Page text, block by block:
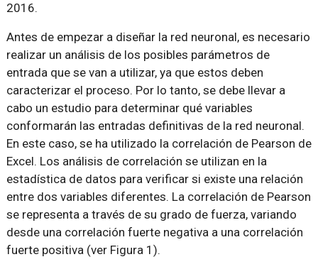
2016.
Antes de empezar a diseñar la red neuronal, es necesario
realizar un análisis de los posibles parámetros de
entrada que se van a utilizar, ya que estos deben
caracterizar el proceso. Por lo tanto, se debe llevar a
cabo un estudio para determinar qué variables
conformarán las entradas definitivas de la red neuronal.
En este caso, se ha utilizado la correlación de Pearson de
Excel. Los análisis de correlación se utilizan en la
estadística de datos para verificar si existe una relación
entre dos variables diferentes. La correlación de Pearson
se representa a través de su grado de fuerza, variando
desde una correlación fuerte negativa a una correlación
fuerte positiva (ver Figura 1).